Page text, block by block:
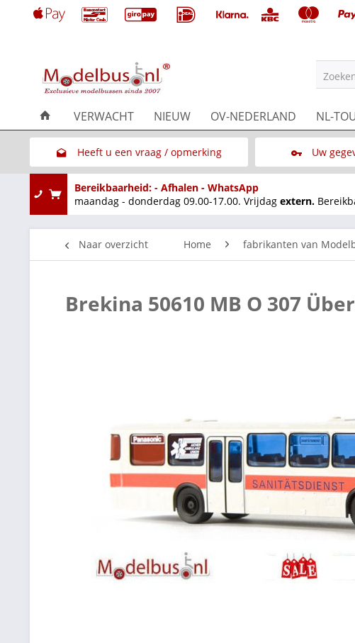
VERWACHT NIEUW OV-NEDERLAND NL-
Heeft u een vraag / opmerking
Link naar het contactformulier
Uw
Bereikbaarheid: - Afhalen - WhatsApp
maandag - donderdag 09.00-17.00. Vrijdag extern.
Naar overzicht Home fabrikanten van
Brekina 50610 MB O 307